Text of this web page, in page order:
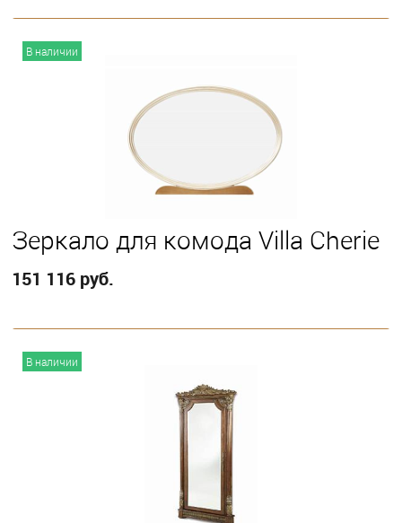
В наличии
Зеркало для комода Villa Cherie
151 116 руб.
В наличии